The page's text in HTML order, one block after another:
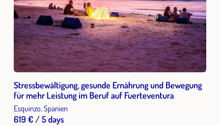
Stressbewältigung, gesunde Ernährung und Bewegung
für mehr Leistung im Beruf auf Fuerteventura
Esquinzo, Spanien
619 € / 5 days